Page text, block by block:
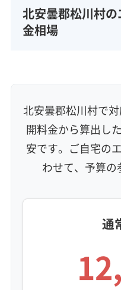
完全分解洗浄 部分クリ
資格保有スタッフ
エコ洗剤使用
アレルギ
地域密着型
フランチャイズ
定額料金 複数台割引
北安曇郡松川村
金相場
北安曇郡松川村で対
開料金から算出し
安です。ご自宅の
わせて、予算の
通